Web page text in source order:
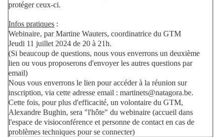
protéger ceux-ci.
Infos pratiques :
Webinaire, par Martine Wauters, coordinatrice du GTM
Jeudi 11 juillet 2024 de 20 à 21h.
(Si beaucoup de questions, nous vous enverrons un deuxième
lien ou vous proposerons d'envoyer les autres questions par
email)
Nous vous enverrons le lien pour accéder à la réunion sur
inscription, via cette adresse email : martinets@natagora.be.
Cette fois, pour plus d'efficacité, un volontaire du GTM,
Alexandre Bughin, sera "l'hôte" du webinaire (accueil dans
l'espace de visioconférence et personne de contact en cas de
problèmes techniques pour se connecter)